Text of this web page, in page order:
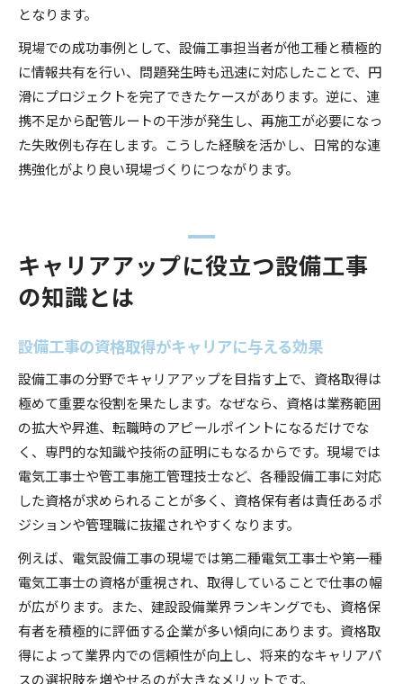
となります。
現場での成功事例として、設備工事担当者が他工種と積極的
に情報共有を行い、問題発生時も迅速に対応したことで、円
滑にプロジェクトを完了できたケースがあります。逆に、連
携不足から配管ルートの干渉が発生し、再施工が必要になっ
た失敗例も存在します。こうした経験を活かし、日常的な連
携強化がより良い現場づくりにつながります。
キャリアアップに役立つ設備工事
の知識とは
設備工事の資格取得がキャリアに与える効果
設備工事の分野でキャリアアップを目指す上で、資格取得は
極めて重要な役割を果たします。なぜなら、資格は業務範囲
の拡大や昇進、転職時のアピールポイントになるだけでな
く、専門的な知識や技術の証明にもなるからです。現場では
電気工事士や管工事施工管理技士など、各種設備工事に対応
した資格が求められることが多く、資格保有者は責任あるポ
ジションや管理職に抜擢されやすくなります。
例えば、電気設備工事の現場では第二種電気工事士や第一種
電気工事士の資格が重視され、取得していることで仕事の幅
が広がります。また、建設設備業界ランキングでも、資格保
有者を積極的に評価する企業が多い傾向にあります。資格取
得によって業界内での信頼性が向上し、将来的なキャリアパ
スの選択肢を増やせるのが大きなメリットです。